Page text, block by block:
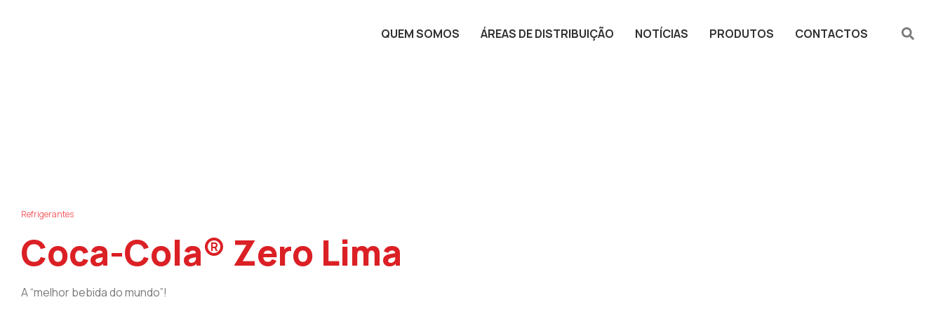
QUEM SOMOS ÁREAS DE DISTRIBUIÇÃO NOTÍCIAS PRODUTOS CONTACTOS
Refrigerantes
Coca-Cola® Zero Lima
A “melhor bebida do mundo”!